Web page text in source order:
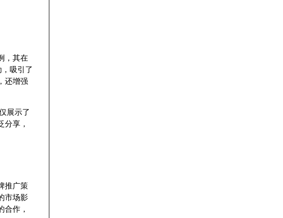
，其在
吸引了
还增强
展示了
享，
推广策
市场影
作，